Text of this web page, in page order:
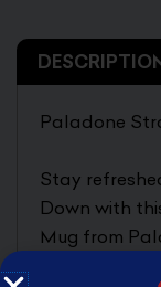
Paladone
Stay
Down with
Mug from